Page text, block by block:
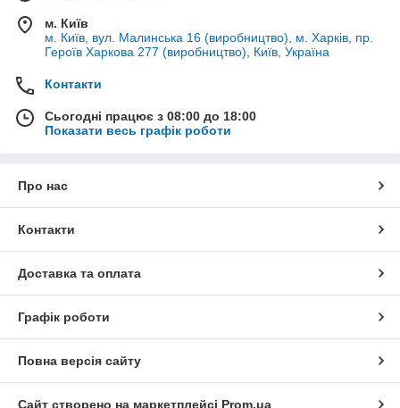
м. Київ
м. Київ, вул. Малинська 16 (виробництво), м. Харків, пр.
Героїв Харкова 277 (виробництво), Київ, Україна
Контакти
Сьогодні працює з 08:00 до 18:00
Показати весь графік роботи
Про нас
Контакти
Доставка та оплата
Графік роботи
Повна версія сайту
Сайт створено на маркетплейсі Prom.ua